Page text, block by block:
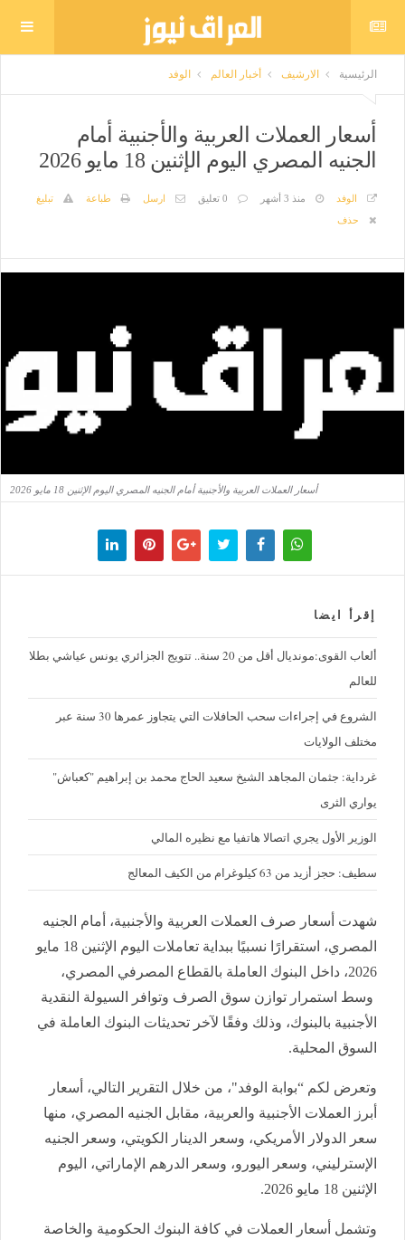
الرئيسية الارشيف أخبار العالم الوفد
أسعار العملات العربية والأجنبية أمام
الجنيه المصري اليوم الإثنين 18 مايو 2026
الوفد منذ 3 أشهر 0 تعليق ارسل طباعة
تبليغ
حذف
أسعار العملات العربية والأجنبية أمام الجنيه المصري اليوم الإثنين 18 مايو 2026
إقرأ ايضا
ألعاب القوى:مونديال أقل من 20 سنة.. تتويج الجزائري يونس عياشي بطلا
للعالم
الشروع في إجراءات سحب الحافلات التي يتجاوز عمرها 30 سنة عبر
مختلف الولايات
غرداية: جثمان المجاهد الشيخ سعيد الحاج محمد بن إبراهيم "كعباش"
يواري الثرى
الوزير الأول يجري اتصالا هاتفيا مع نظيره المالي
سطيف: حجز أزيد من 63 كيلوغرام من الكيف المعالج
شهدت أسعار صرف العملات العربية والأجنبية، أمام الجنيه
المصري، استقرارًا نسبيًا ببداية تعاملات اليوم الإثنين 18 مايو
2026، داخل البنوك العاملة بالقطاع المصرفي المصري،
وسط استمرار توازن سوق الصرف وتوافر السيولة النقدية
الأجنبية بالبنوك، وذلك وفقًا لآخر تحديثات البنوك العاملة في
السوق المحلية.
وتعرض لكم “بوابة الوفد"، من خلال التقرير التالي، أسعار
أبرز العملات الأجنبية والعربية، مقابل الجنيه المصري، منها
سعر الدولار الأمريكي، وسعر الدينار الكويتي، وسعر الجنيه
الإسترليني، وسعر اليورو، وسعر الدرهم الإماراتي، اليوم
الإثنين 18 مايو 2026.
وتشمل أسعار العملات في كافة البنوك الحكومية والخاصة